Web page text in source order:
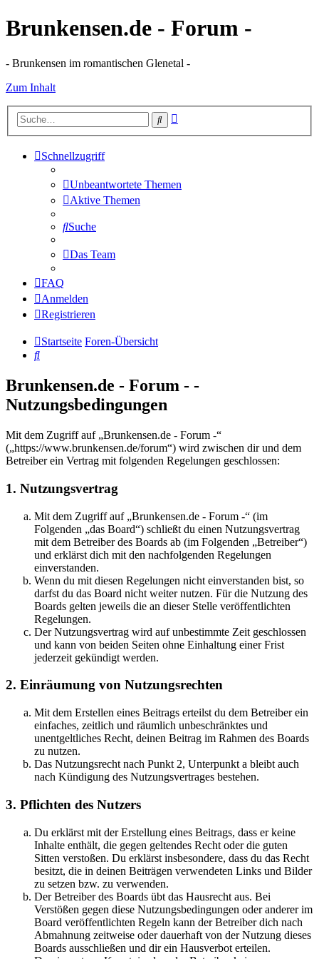
Brunkensen.de - Forum -
- Brunkensen im romantischen Glenetal -
Zum Inhalt
Suche
Schnellzugriff
Unbeantwortete Themen
Aktive Themen
Suche
Das Team
FAQ
Anmelden
Registrieren
Startseite Foren-Übersicht
Suche
Brunkensen.de - Forum - -
Nutzungsbedingungen
Mit dem Zugriff auf „Brunkensen.de - Forum -“
(„https://www.brunkensen.de/forum“) wird zwischen dir und dem
Betreiber ein Vertrag mit folgenden Regelungen geschlossen:
1. Nutzungsvertrag
Mit dem Zugriff auf „Brunkensen.de - Forum -“ (im
Folgenden „das Board“) schließt du einen Nutzungsvertrag
mit dem Betreiber des Boards ab (im Folgenden „Betreiber“)
und erklärst dich mit den nachfolgenden Regelungen
einverstanden.
Wenn du mit diesen Regelungen nicht einverstanden bist, so
darfst du das Board nicht weiter nutzen. Für die Nutzung des
Boards gelten jeweils die an dieser Stelle veröffentlichten
Regelungen.
Der Nutzungsvertrag wird auf unbestimmte Zeit geschlossen
und kann von beiden Seiten ohne Einhaltung einer Frist
jederzeit gekündigt werden.
2. Einräumung von Nutzungsrechten
Mit dem Erstellen eines Beitrags erteilst du dem Betreiber ein
einfaches, zeitlich und räumlich unbeschränktes und
unentgeltliches Recht, deinen Beitrag im Rahmen des Boards
zu nutzen.
Das Nutzungsrecht nach Punkt 2, Unterpunkt a bleibt auch
nach Kündigung des Nutzungsvertrages bestehen.
3. Pflichten des Nutzers
Du erklärst mit der Erstellung eines Beitrags, dass er keine
Inhalte enthält, die gegen geltendes Recht oder die guten
Sitten verstoßen. Du erklärst insbesondere, dass du das Recht
besitzt, die in deinen Beiträgen verwendeten Links und Bilder
zu setzen bzw. zu verwenden.
Der Betreiber des Boards übt das Hausrecht aus. Bei
Verstößen gegen diese Nutzungsbedingungen oder anderer im
Board veröffentlichten Regeln kann der Betreiber dich nach
Abmahnung zeitweise oder dauerhaft von der Nutzung dieses
Boards ausschließen und dir ein Hausverbot erteilen.